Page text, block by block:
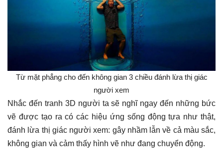
Từ mặt phẳng cho đến không gian 3 chiều đánh lừa thị giác
người xem
Nhắc đến tranh 3D người ta sẽ nghĩ ngay đến những bức
vẽ được tạo ra có các hiệu ứng sống động tựa như thật,
đánh lừa thị giác người xem: gây nhầm lẫn về cả màu sắc,
không gian và cảm thấy hình vẽ như đang chuyển động.